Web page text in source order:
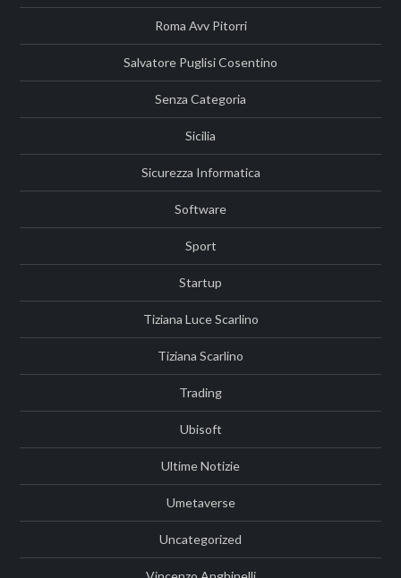
Roma Avv Pitorri
Salvatore Puglisi Cosentino
Senza Categoria
Sicilia
Sicurezza Informatica
Software
Sport
Startup
Tiziana Luce Scarlino
Tiziana Scarlino
Trading
Ubisoft
Ultime Notizie
Umetaverse
Uncategorized